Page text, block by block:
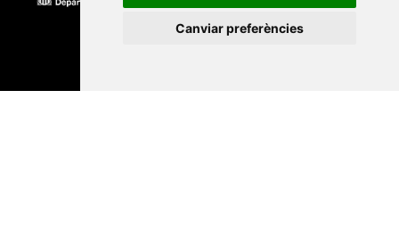
Canviar preferències